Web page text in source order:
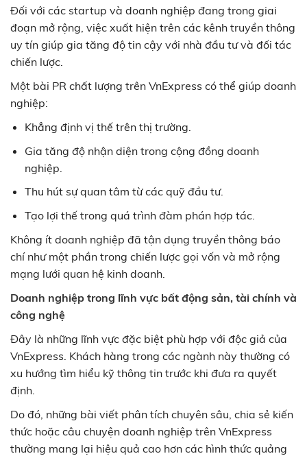
Đối với các startup và doanh nghiệp đang trong giai
đoạn mở rộng, việc xuất hiện trên các kênh truyền thông
uy tín giúp gia tăng độ tin cậy với nhà đầu tư và đối tác
chiến lược.
Một bài PR chất lượng trên VnExpress có thể giúp doanh
nghiệp:
Khẳng định vị thế trên thị trường.
Gia tăng độ nhận diện trong cộng đồng doanh
nghiệp.
Thu hút sự quan tâm từ các quỹ đầu tư.
Tạo lợi thế trong quá trình đàm phán hợp tác.
Không ít doanh nghiệp đã tận dụng truyền thông báo
chí như một phần trong chiến lược gọi vốn và mở rộng
mạng lưới quan hệ kinh doanh.
Doanh nghiệp trong lĩnh vực bất động sản, tài chính và
công nghệ
Đây là những lĩnh vực đặc biệt phù hợp với độc giả của
VnExpress. Khách hàng trong các ngành này thường có
xu hướng tìm hiểu kỹ thông tin trước khi đưa ra quyết
định.
Do đó, những bài viết phân tích chuyên sâu, chia sẻ kiến
thức hoặc câu chuyện doanh nghiệp trên VnExpress
thường mang lại hiệu quả cao hơn các hình thức quảng